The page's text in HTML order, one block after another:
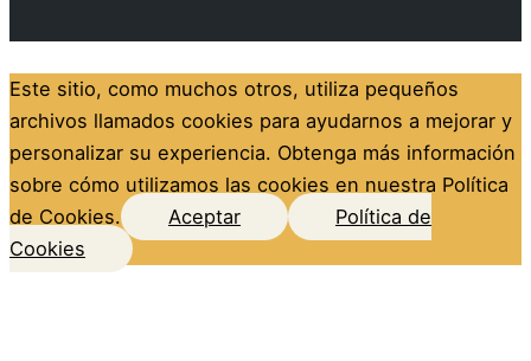
Este sitio, como muchos otros, utiliza pequeños
archivos llamados cookies para ayudarnos a mejorar y
personalizar su experiencia. Obtenga más información
sobre cómo utilizamos las cookies en nuestra Política
de Cookies.
Aceptar
Política de
Cookies